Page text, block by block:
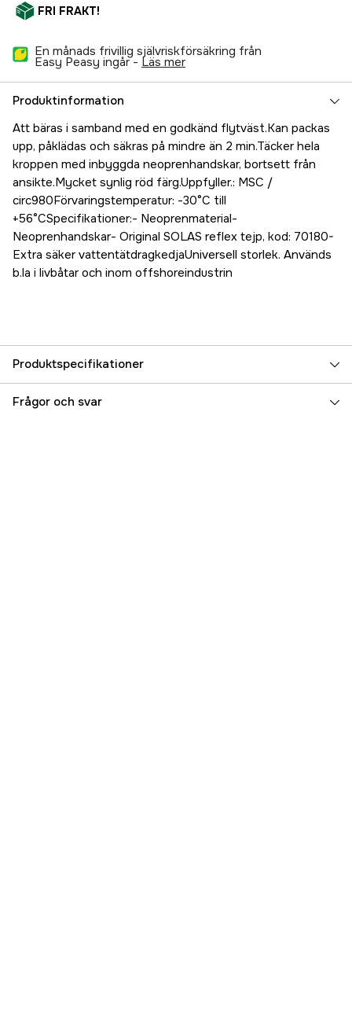
FRI FRAKT!
En månads frivillig självriskförsäkring från
Easy Peasy ingår - läs mer
Produktinformation
Att bäras i samband med en godkänd flytväst.Kan packas
upp, påklädas och säkras på mindre än 2 min.Täcker hela
kroppen med inbyggda neoprenhandskar, bortsett från
ansikte.Mycket synlig röd färg.Uppfyller.: MSC /
circ980Förvaringstemperatur: -30°C till
+56°CSpecifikationer:- Neoprenmaterial-
Neoprenhandskar- Original SOLAS reflex tejp, kod: 70180-
Extra säker vattentätdragkedjaUniversell storlek. Används
b.la i livbåtar och inom offshoreindustrin
Produktspecifikationer
Referensnummer 5000026074
Frågor och svar